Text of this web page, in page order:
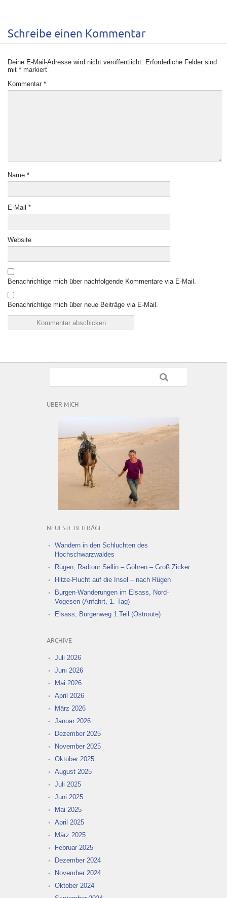
Schreibe einen Kommentar
Deine E-Mail-Adresse wird nicht veröffentlicht. Erforderliche Felder sind
mit * markiert
Kommentar *
Name *
E-Mail *
Website
Benachrichtige mich über nachfolgende Kommentare via E-Mail.
Benachrichtige mich über neue Beiträge via E-Mail.
ÜBER MICH
NEUESTE BEITRÄGE
Wandern in den Schluchten des
Hochschwarzwaldes
Rügen, Radtour Sellin – Göhren – Groß Zicker
Hitze-Flucht auf die Insel – nach Rügen
Burgen-Wanderungen im Elsass, Nord-
Vogesen (Anfahrt, 1. Tag)
Elsass, Burgenweg 1.Teil (Ostroute)
ARCHIVE
Juli 2026
Juni 2026
Mai 2026
April 2026
März 2026
Januar 2026
Dezember 2025
November 2025
Oktober 2025
August 2025
Juli 2025
Juni 2025
Mai 2025
April 2025
März 2025
Februar 2025
Dezember 2024
November 2024
Oktober 2024